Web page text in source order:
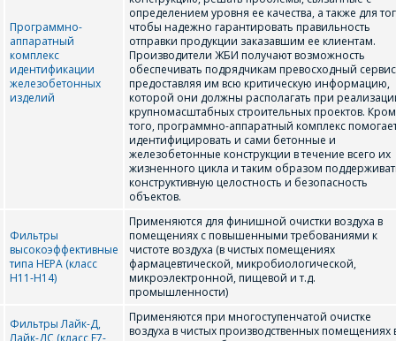
Программно-
аппаратный
комплекс
идентификации
железобетонных
изделий
определением уровня ее качества, а также для
чтобы надежно гарантировать правильность
отправки продукции заказавшим ее клиентам.
Производители ЖБИ получают возможность
обеспечивать подрядчикам превосходный
предоставляя им всю критическую информацию,
которой они должны располагать при
крупномасштабных строительных проектов.
того, программно-аппаратный комплекс
идентифицировать и сами бетонные и
железобетонные конструкции в течение всего их
жизненного цикла и таким образом
конструктивную целостность и безопасность
объектов.
Фильтры
высокоэффективные
типа HEPA (класс
H11-H14)
Применяются для финишной очистки воздуха в
помещениях с повышенными требованиями к
чистоте воздуха (в чистых помещениях
фармацевтической, микробиологической,
микроэлектронной, пищевой и т.д.
промышленности)
Фильтры Лайк-Д,
Лайк-ДС (класс F7-
Применяются при многоступенчатой очистке
воздуха в чистых производственных помещениях